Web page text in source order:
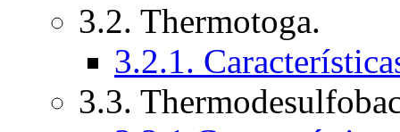
3.2. Thermotoga.
3.2.1.
3.3.